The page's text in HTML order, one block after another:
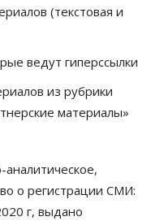
работы по
реже оформлять
полторы тонны
(текстовая и
ведут гиперссылки
из рубрики
материалы»
о регистрации СМИ:
г, выдано